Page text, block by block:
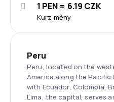
Kurz měny
1 PEN = 6.19 CZK
Peru
Peru, located on the
America along the Pacific
with Ecuador, Colombia,
Lima, the capital, serves